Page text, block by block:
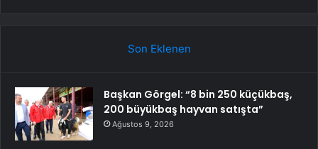
Son Eklenen
Başkan Görgel: “8 bin 250 küçükbaş,
200 büyükbaş hayvan satışta”
Ağustos 9, 2026